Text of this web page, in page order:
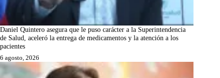
Daniel Quintero asegura que le puso carácter a la Superintendencia
de Salud, aceleró la entrega de medicamentos y la atención a los
pacientes
6 agosto, 2026